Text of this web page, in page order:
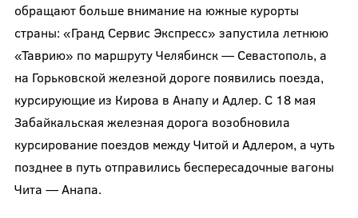
обращают больше внимание на южные курорты
страны: «Гранд Сервис Экспресс» запустила летнюю
«Таврию» по маршруту Челябинск — Севастополь, а
на Горьковской железной дороге появились поезда,
курсирующие из Кирова в Анапу и Адлер. С 18 мая
Забайкальская железная дорога возобновила
курсирование поездов между Читой и Адлером, а чуть
позднее в путь отправились беспересадочные вагоны
Чита — Анапа.